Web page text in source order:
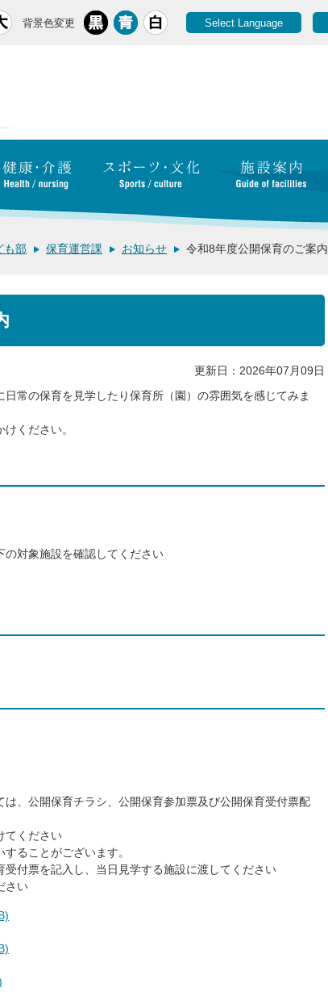
背景色変更 Select Language
も部 保育運営課 お知らせ 令和8年度公開保育のご案内
更新日：2026年07月09日
常の保育を見学したり保育所（園）の雰囲気を感じてみま
ください。
対象施設を確認してください
、公開保育チラシ、公開保育参加票及び公開保育受付票配
てください
ることがございます。
付票を記入し、当日見学する施設に渡してください
さい